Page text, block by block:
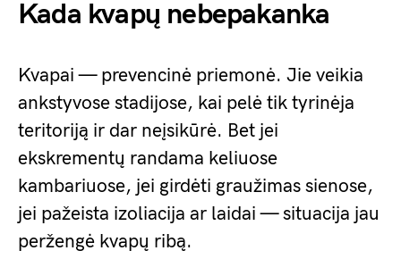
Kada kvapų nebepakanka
Kvapai — prevencinė priemonė. Jie veikia
ankstyvose stadijose, kai pelė tik tyrinėja
teritoriją ir dar neįsikūrė. Bet jei
ekskrementų randama keliuose
kambariuose, jei girdėti graužimas sienose,
jei pažeista izoliacija ar laidai — situacija jau
peržengė kvapų ribą.